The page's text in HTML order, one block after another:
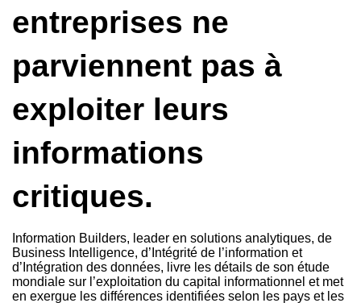
entreprises ne
parviennent pas à
exploiter leurs
informations
critiques.
Information Builders, leader en solutions analytiques, de
Business Intelligence, d’Intégrité de l’information et
d’Intégration des données, livre les détails de son étude
mondiale sur l’exploitation du capital informationnel et met
en exergue les différences identifiées selon les pays et les